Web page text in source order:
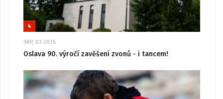
4
SRP, 03 2026
Oslava 90. výročí zavěšení zvonů - i tancem!